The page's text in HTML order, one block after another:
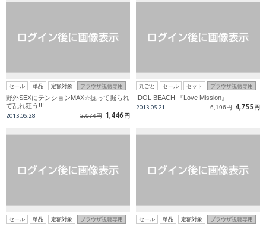
セール 単品 定額対象 ブラウザ視聴専用
野外SEXにテンションMAX☆掘って掘られ
て乱れ狂う!!!
2013.05.28 2,074円 1,446 円
丸ごと セール セット ブラウザ視聴専用
IDOL BEACH 『Love Mission』
2013.05.21 6,196円 4,755 円
セール 単品 定額対象 ブラウザ視聴専用 セール 単品 定額対象 ブラウザ視聴専用